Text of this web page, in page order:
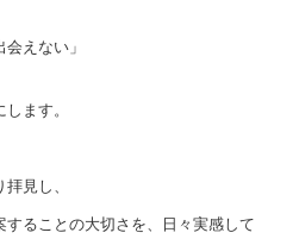
えない」
ます。
見し、
ることの大切さを、日々実感して